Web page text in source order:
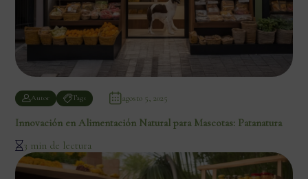
Autor Tags agosto 5, 2025
Innovación en Alimentación Natural para Mascotas: Patanatura
3 min de lectura